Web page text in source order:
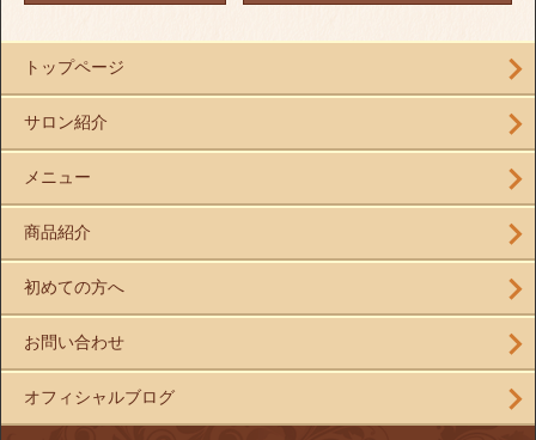
トップページ
サロン紹介
メニュー
商品紹介
初めての方へ
お問い合わせ
オフィシャルブログ